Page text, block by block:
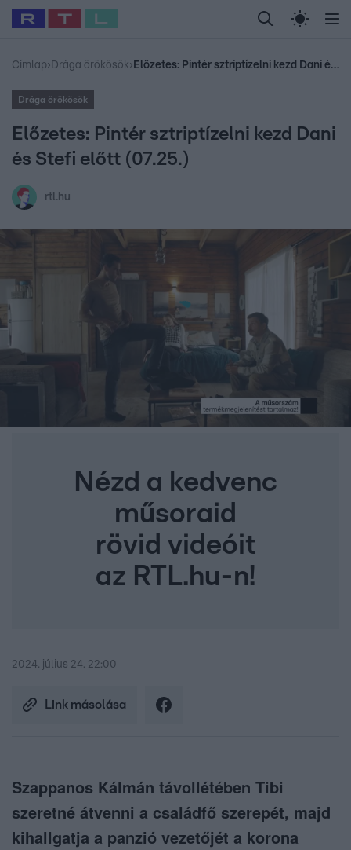
Legfrissebb RTL Híradó Randi Celeb vagyok,
Babits Marcella Most Wanted Gallusz
Címlap› Drága örökösök› Előzetes: Pintér sztriptízelni kezd Dani és Stefi előtt (07.25.)
Drága örökösök
Előzetes: Pintér sztriptízelni kezd Dani
és Stefi előtt (07.25.)
rtl.hu
Nézd a kedvenc
műsoraid
rövid videóit
az RTL.hu-n!
2024. július 24. 22:00
Link másolása
Szappanos Kálmán távollétében Tibi
szeretné átvenni a családfő szerepét, majd
kihallgatja a panzió vezetőjét a korona